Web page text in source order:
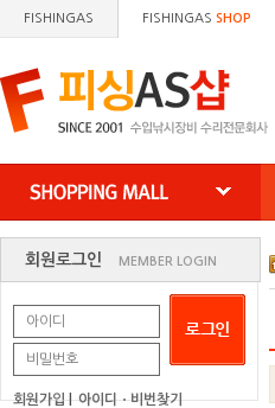
FISHINGAS FISHINGAS SHOP
회원로그인 MEMBER LOGIN
회원가입| 아이디ㆍ비번찾기